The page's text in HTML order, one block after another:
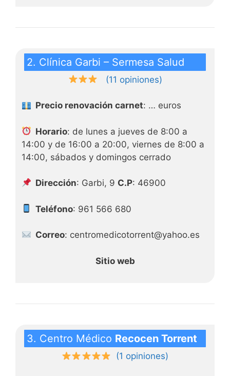
2. Clínica Garbi – Sermesa Salud
(11 opiniones)
Precio renovación carnet: … euros
Horario: de lunes a jueves de 8:00 a
14:00 y de 16:00 a 20:00, viernes de 8:00 a
14:00, sábados y domingos cerrado
Dirección: Garbi, 9 C.P: 46900
Teléfono: 961 566 680
Correo: centromedicotorrent@yahoo.es
Sitio web
3. Centro Médico Recocen Torrent
(1 opiniones)